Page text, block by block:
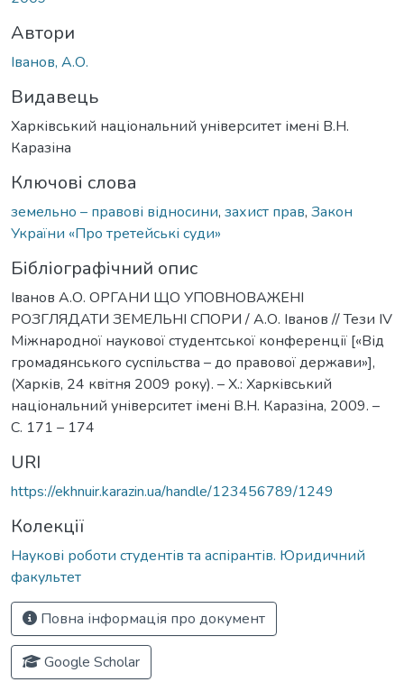
Автори
Іванов, А.О.
Видавець
Харківський національний університет імені В.Н.
Каразіна
Ключові слова
земельно – правові відносини, захист прав, Закон
України «Про третейські суди»
Бібліографічний опис
Іванов А.О. ОРГАНИ ЩО УПОВНОВАЖЕНІ
РОЗГЛЯДАТИ ЗЕМЕЛЬНІ СПОРИ / А.О. Іванов // Тези ІV
Міжнародної наукової студентської конференції [«Від
громадянського суспільства – до правової держави»],
(Харків, 24 квітня 2009 року). – Х.: Харківський
національний університет імені В.Н. Каразіна, 2009. –
С. 171 – 174
URI
https://ekhnuir.karazin.ua/handle/123456789/1249
Колекції
Наукові роботи студентів та аспірантів. Юридичний
факультет
Повна інформація про документ
Google Scholar